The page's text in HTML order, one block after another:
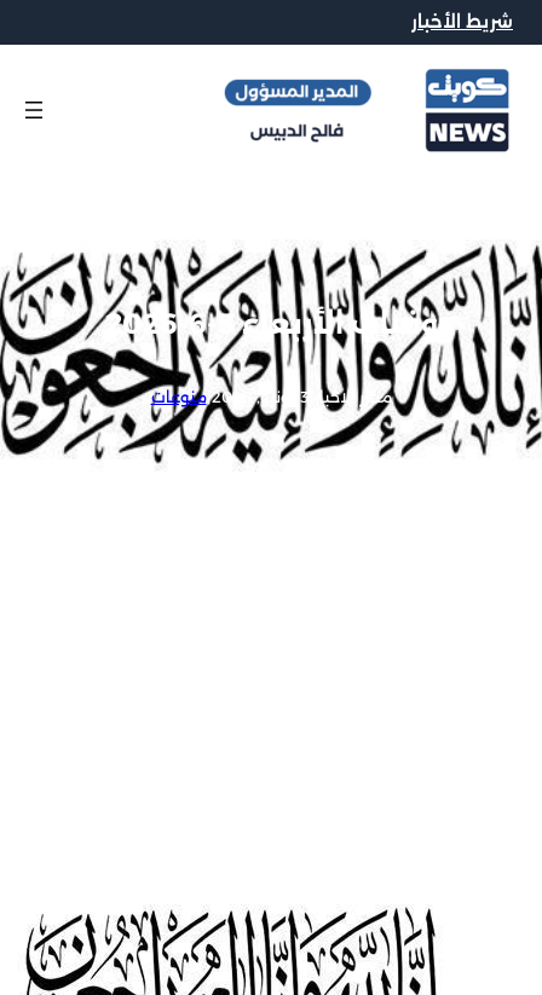
شريط الأخبار
وفيات الأربعاء 3-6-2026
محرر الاخبار|3 يونيو, 2026 |منوعات